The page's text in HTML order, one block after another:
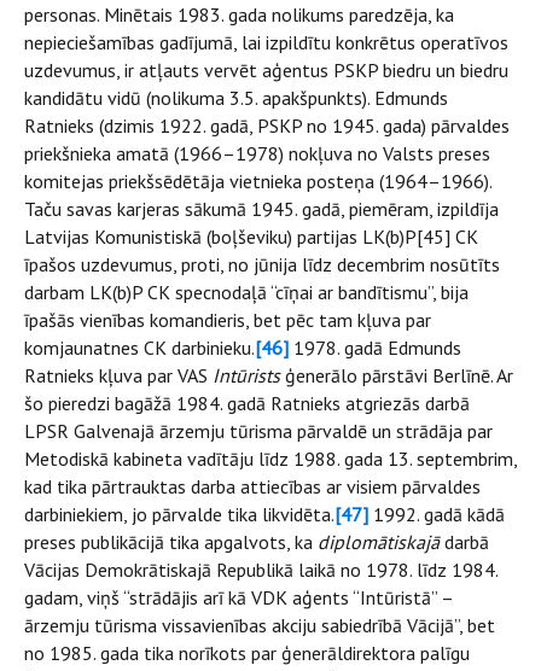
personas. Minētais 1983. gada nolikums paredzēja, ka
nepieciešamības gadījumā, lai izpildītu konkrētus operatīvos
uzdevumus, ir atļauts vervēt aģentus PSKP biedru un biedru
kandidātu vidū (nolikuma 3.5. apakšpunkts). Edmunds
Ratnieks (dzimis 1922. gadā, PSKP no 1945. gada) pārvaldes
priekšnieka amatā (1966–1978) nokļuva no Valsts preses
komitejas priekšsēdētāja vietnieka posteņa (1964–1966).
Taču savas karjeras sākumā 1945. gadā, piemēram, izpildīja
Latvijas Komunistiskā (boļševiku) partijas LK(b)P[45] CK
īpašos uzdevumus, proti, no jūnija līdz decembrim nosūtīts
darbam LK(b)P CK specnodaļā “cīņai ar bandītismu”, bija
īpašās vienības komandieris, bet pēc tam kļuva par
komjaunatnes CK darbinieku.[46] 1978. gadā Edmunds
Ratnieks kļuva par VAS Intūristsģenerālo pārstāvi Berlīnē. Ar
šo pieredzi bagāžā 1984. gadā Ratnieks atgriezās darbā
LPSR Galvenajā ārzemju tūrisma pārvaldē un strādāja par
Metodiskā kabineta vadītāju līdz 1988. gada 13. septembrim,
kad tika pārtrauktas darba attiecības ar visiem pārvaldes
darbiniekiem, jo pārvalde tika likvidēta.[47] 1992. gadā kādā
preses publikācijā tika apgalvots, ka diplomātiskajādarbā
Vācijas Demokrātiskajā Republikā laikā no 1978. līdz 1984.
gadam, viņš “strādājis arī kā VDK aģents “Intūristā” –
ārzemju tūrisma vissavienības akciju sabiedrībā Vācijā”, bet
no 1985. gada tika norīkots par ģenerāldirektora palīgu